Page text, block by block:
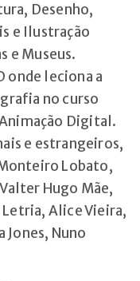
Desenho,
e Ilustração
e Museus.
onde leciona a
no curso
Digital.
e estrangeiros,
Lobato,
Hugo Mãe,
Letria, Alice Vieira,
Nuno